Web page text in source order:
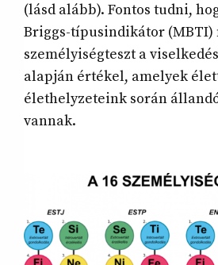
(lásd alább). Fontos tudni,
Briggs-típusindikátor (MBTI)
személyiségteszt a
alapján értékel, amelyek
élethelyzeteink során
vannak.